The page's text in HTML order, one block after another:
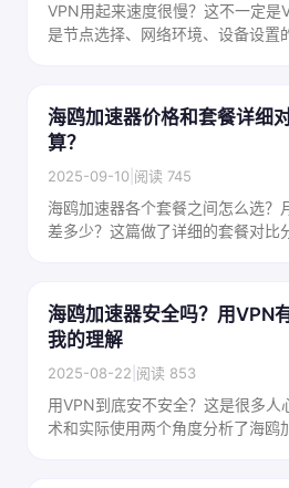
VPN用起来速度很慢？这不一定是
是节点选择、网络环境、设备设置
海鸥加速器价格和套餐详细
算？
2025-09-10 阅读 745
海鸥加速器各个套餐之间怎么选？
差多少？这篇做了详细的套餐对比
海鸥加速器安全吗？用VPN
我的理解
2025-08-22 阅读 853
用VPN到底安不安全？这是很多人
术和实际使用两个角度分析了海鸥